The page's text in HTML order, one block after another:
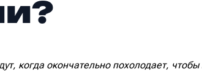
когда окончательно похолодает, чтобы